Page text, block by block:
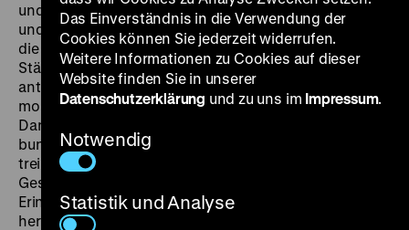
und 1950er Jahren im politischen Untergrund aktiv war
und erst gegen die japanischen Besatzer, dann gegen
die nationalistische Kuomintang-Regierung kämpfte.
Stärker als in den vorherigen Filmen arbeitet Hou mit
antinaturalistischer Stilisierung: Ein Film im Film ist im
monochromen Stil des frühen Kinos gehalten.
Daneben stehen alternative Erinnerungsbilder in
bunten, knalligen Farben.
treibt die Dekonstruktion klassischer Modelle der
Geschichtsdarstellung auf die Spitze: Jeder
Erinnerungsakt bringt eine andere Vergangenheit
hervor. Echt sind nur die Gefühle der Erinnernden. (lf)
Das Einverständnis in die Verwendung der
Cookies können Sie jederzeit widerrufen.
Weitere Informationen zu Cookies auf dieser
Website finden Sie in unserer
Datenschutzerklärung und zu uns im Impressum.
Notwendig
Statistik und Analyse